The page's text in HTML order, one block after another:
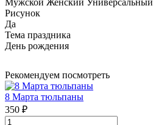
Мужской Женский Универсальный
Рисунок
Да
Тема праздника
День рождения
Рекомендуем посмотреть
8 Марта тюльпаны
350 ₽